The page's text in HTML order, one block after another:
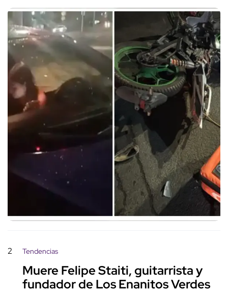
2 Tendencias
Muere Felipe Staiti, guitarrista y
fundador de Los Enanitos Verdes